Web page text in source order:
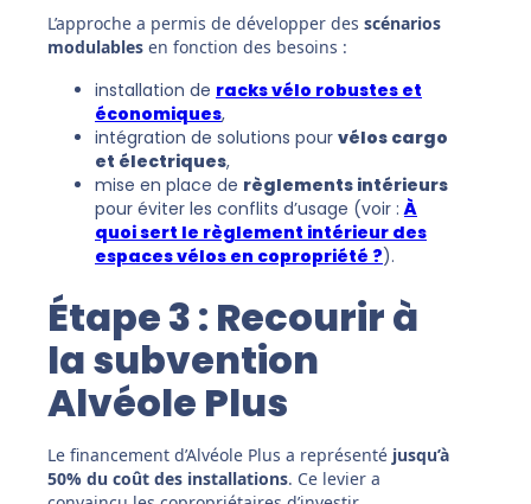
L’approche a permis de développer des scénarios
modulables en fonction des besoins :
installation de racks vélo robustes et
économiques,
intégration de solutions pour vélos cargo
et électriques,
mise en place de règlements intérieurs
pour éviter les conflits d’usage (voir :À
quoi sert le règlement intérieur des
espaces vélos en copropriété ?).
Étape 3 : Recourir à
la subvention
Alvéole Plus
Le financement d’Alvéole Plus a représenté jusqu’à
50% du coût des installations. Ce levier a